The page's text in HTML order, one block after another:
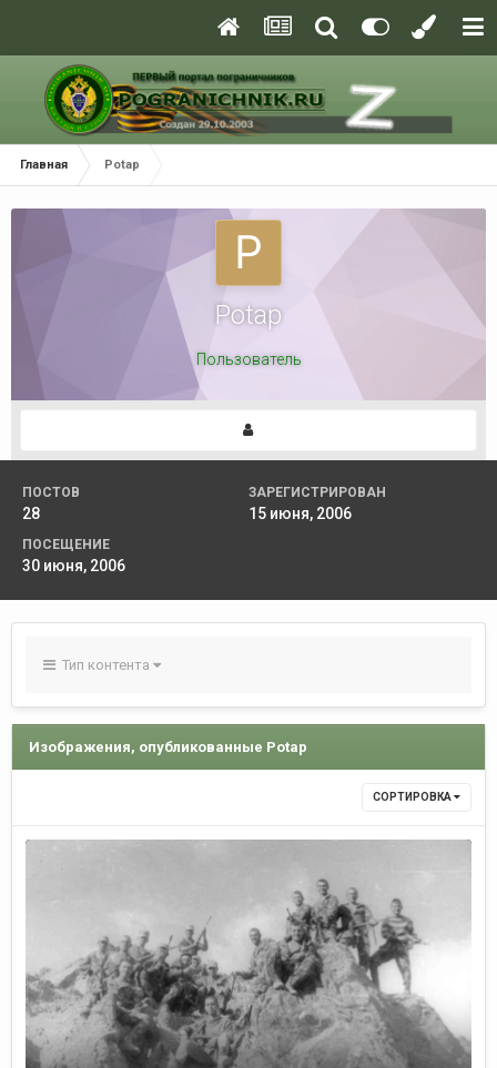
Главная Potap
Potap
Пользователь
ПОСТОВ
28
ЗАРЕГИСТРИРОВАН
15 июня, 2006
ПОСЕЩЕНИЕ
30 июня, 2006
Тип контента
Изображения, опубликованные Potap
СОРТИРОВКА